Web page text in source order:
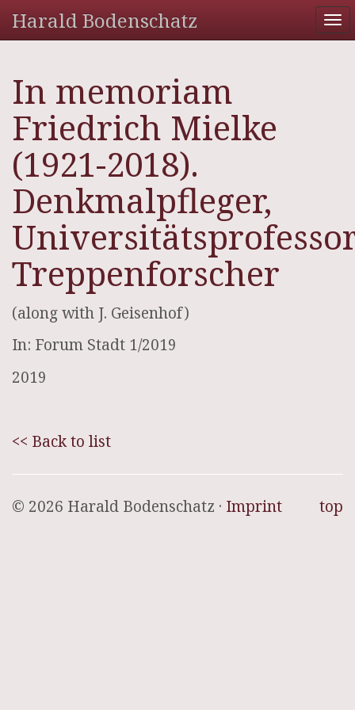
Harald Bodenschatz
In memoriam
Friedrich Mielke
(1921-2018).
Denkmalpfleger,
Treppenforscher
(along with J. Geisenhof)
In: Forum Stadt 1/2019
2019
<< Back to list
top
© 2026 Harald Bodenschatz · Imprint